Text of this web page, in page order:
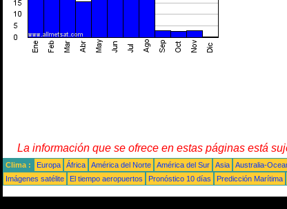
La información que se ofrece en estas páginas está
Clima : Europa África América del Norte América del Sur Asia Australia-
Imágenes satélite
El tiempo aeropuertos Pronóstico 10 días Predicción Marítima